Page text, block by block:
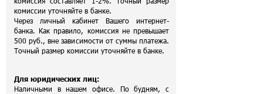
комиссии уточняйте в банке.
Через личный кабинет Вашего интернет-
банка. Как правило, комиссия не превышает
500 руб., вне зависимости от суммы платежа.
Точный размер комиссии уточняйте в банке.
Для юридических лиц:
Наличными в нашем офисе. По будням, с